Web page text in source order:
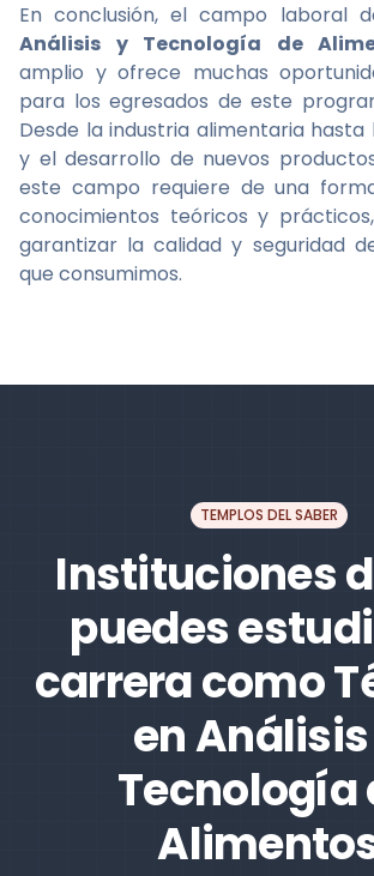
En conclusión, el campo laboral
Análisis y Tecnología de
amplio y ofrece muchas
para los egresados de este
Desde la industria alimentaria hasta
y el desarrollo de nuevos
este campo requiere de una
conocimientos teóricos y
garantizar la calidad y seguridad
que consumimos.
TEMPLOS DEL SABER
Instituciones
puedes
carrera como
en
Tecnología